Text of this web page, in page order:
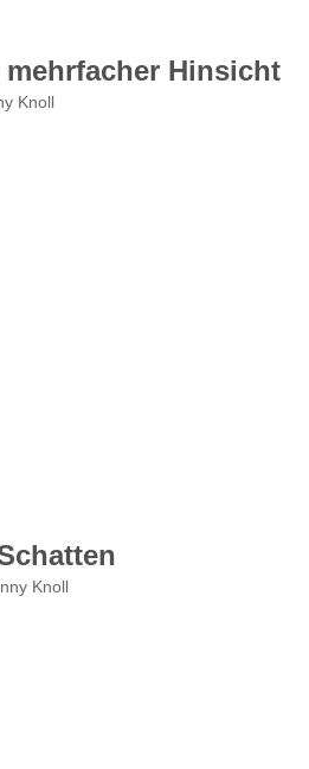
Hinsicht
Knoll
Knoll